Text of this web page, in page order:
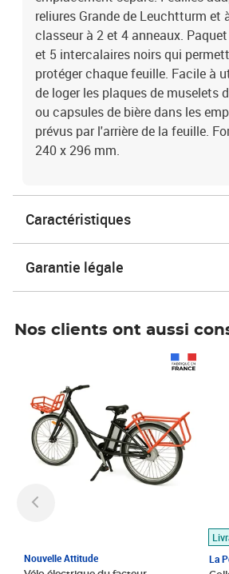
reliures Grande de Leuchtturm et
classeur à 2 et 4 anneaux.
et 5 intercalaires noirs qui
protéger chaque feuille. Facile à
de loger les plaques de muselets
ou capsules de bière dans les
prévus par l'arrière de la feuille.
240 x 296 mm.
Caractéristiques
Garantie légale
Nos clients ont aussi
Nouvelle Attitude
La